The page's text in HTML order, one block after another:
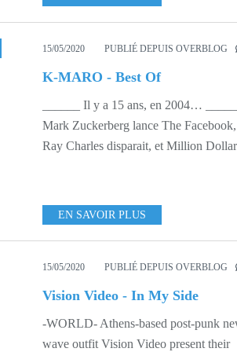
15/05/2020 PUBLIÉ DEPUIS OVERBLOG
K-MARO - Best Of
______ Il y a 15 ans, en 2004… ______
Mark Zuckerberg lance The Facebook,
Ray Charles disparait, et Million
EN SAVOIR PLUS
15/05/2020 PUBLIÉ DEPUIS OVERBLOG
Vision Video - In My Side
-WORLD- Athens-based post-punk
wave outfit Vision Video present their